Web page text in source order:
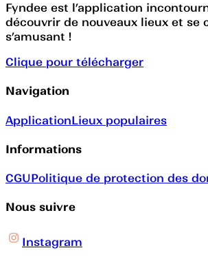
Fyndee est l’application
découvrir de nouveaux lieux et se
s’amusant !
Clique pour télécharger
Navigation
ApplicationLieux populaires
Informations
CGUPolitique de protection des
Nous suivre
Instagram